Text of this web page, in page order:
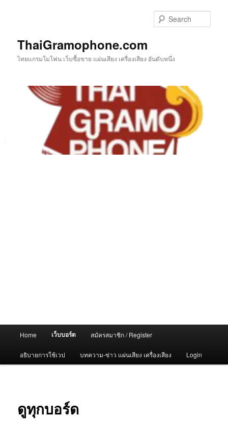
ThaiGramophone.com
ไทยแกรมโมโฟน เว็บซื้อขาย แผ่นเสียง เครื่องเสียง อันดับหนึ่ง
Home เว็บบอร์ด สมัครสมาชิก / Register
อธิบายการใช้เวป บทความ-ข่าว แผ่นเสียง เครื่องเสียง Login
ดูทุกบอร์ด